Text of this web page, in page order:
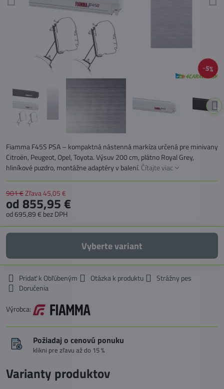
5%
Fiamma F45S PSA – kompaktná nástenná markíza určená pre minivany
Citroën, Peugeot, Opel, Toyota. Výsuv 200 cm, plátno Royal Grey,
hliníkové puzdro, montážne adaptéry v balení. Čítajte viac
901 €Zľava45,05 €
od 855,95 €
od 695,89 € bez DPH
Vyberte variant
Pridať k Obľúbeným Otázka k produktu
Strážny pes
Doručenia
Výrobca:
Požiadaj o cenovú ponuku
klikni pre zľavu až do 15 %
Varianty produktov